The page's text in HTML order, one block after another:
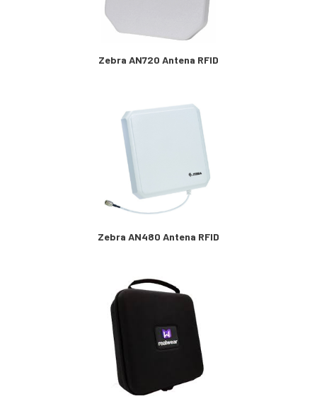
Zebra AN720 Antena RFID
Zebra AN480 Antena RFID